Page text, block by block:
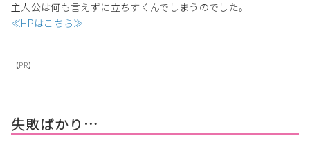
主人公は何も言えずに立ちすくんでしまうのでした。
≪HPはこちら≫
【PR】
失敗ばかり…